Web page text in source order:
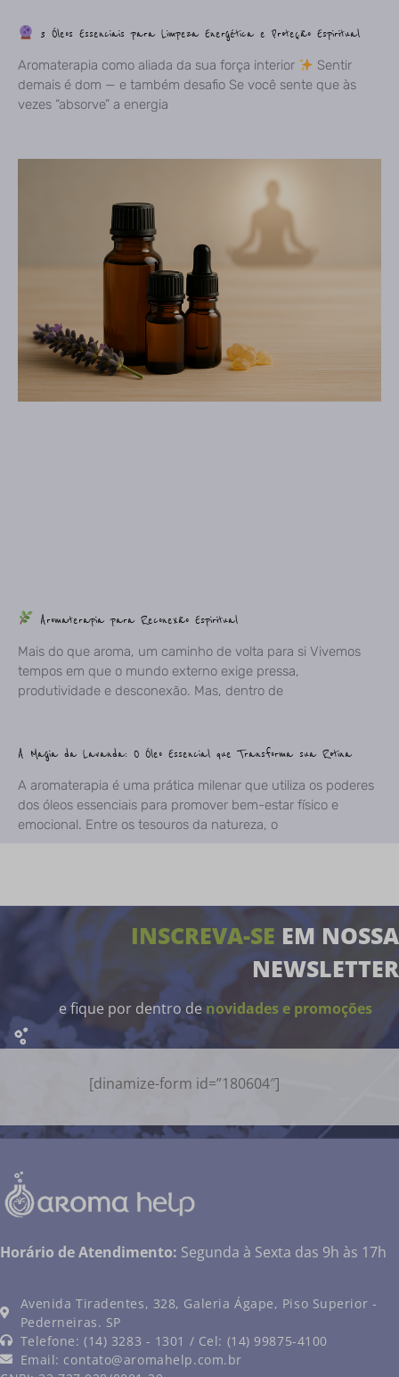
3 Óleos Essenciais para Limpeza Energética e Proteção Espiritual
Aromaterapia como aliada da sua força interior
Sentir
demais é dom — e também desafio Se você sente que às
vezes “absorve” a energia
Aromaterapia para Reconexão Espiritual
Mais do que aroma, um caminho de volta para si Vivemos
tempos em que o mundo externo exige pressa,
produtividade e desconexão. Mas, dentro de
A Magia da Lavanda: O Óleo Essencial que Transforma sua Rotina
A aromaterapia é uma prática milenar que utiliza os poderes
dos óleos essenciais para promover bem-estar físico e
emocional. Entre os tesouros da natureza, o
INSCREVA-SE EM NOSSA
NEWSLETTER
e fique por dentro de novidades e promoções
[dinamize-form id=”180604″]
Horário de Atendimento: Segunda à Sexta das 9h às 17h
Avenida Tiradentes, 328, Galeria Ágape, Piso Superior -
Pederneiras. SP
Telefone: (14) 3283 - 1301 / Cel: (14) 99875-4100
Email: contato@aromahelp.com.br